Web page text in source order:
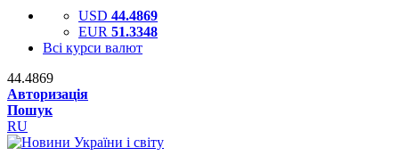
USD 44.4869
EUR 51.3348
Всі курси валют
44.4869
Авторизація
Пошук
RU